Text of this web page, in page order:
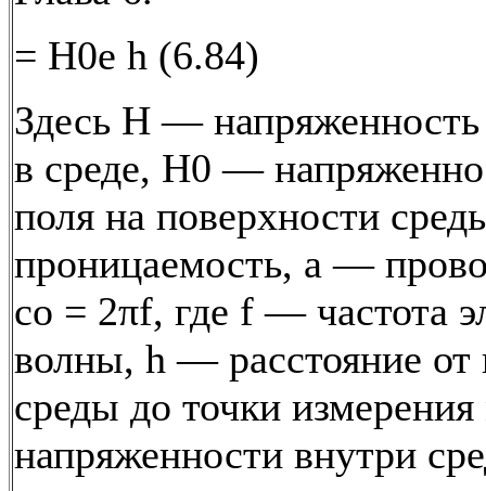
= H0e h (6.84)
Здесь Н — напряженность
в среде, Н0 —
поля на поверхности
проницаемость, а —
со = 2πf, где f — частота
волны, h — расстояние от
среды до точки
напряженности внутри